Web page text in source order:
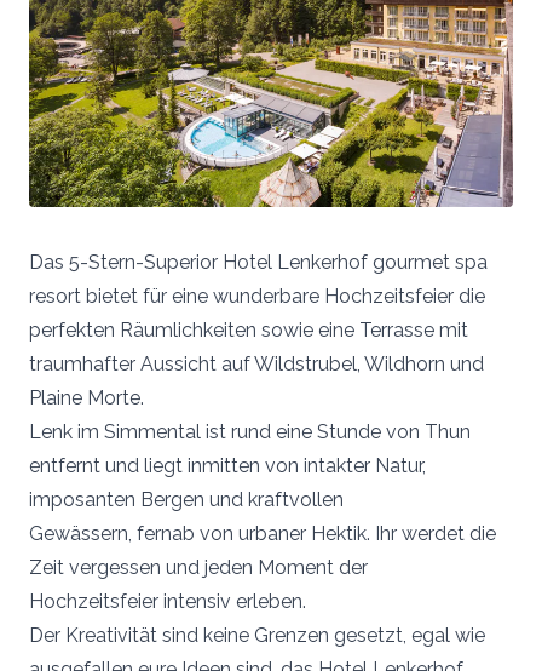
Das 5-Stern-Superior Hotel Lenkerhof gourmet spa
resort bietet für eine wunderbare Hochzeitsfeier die
perfekten Räumlichkeiten sowie eine Terrasse mit
traumhafter Aussicht auf Wildstrubel, Wildhorn und
Plaine Morte.
Lenk im Simmental ist rund eine Stunde von Thun
entfernt und liegt inmitten von intakter Natur,
imposanten Bergen und kraftvollen
Gewässern, fernab von urbaner Hektik. Ihr werdet die
Zeit vergessen und jeden Moment der
Hochzeitsfeier intensiv erleben.
Der Kreativität sind keine Grenzen gesetzt, egal wie